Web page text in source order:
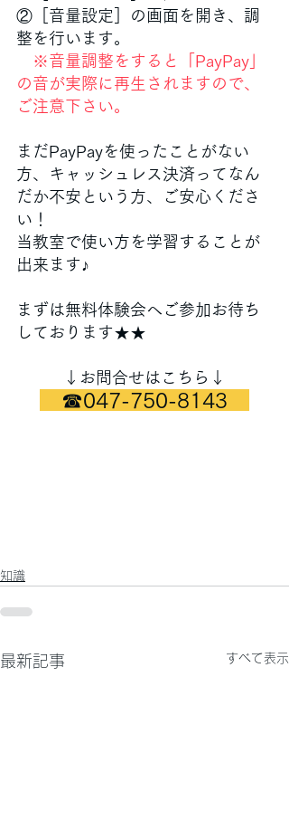
②［音量設定］の画面を開き、調
整を行います。
※音量調整をすると「PayPay」
の音が実際に再生されますので、
ご注意下さい。
まだPayPayを使ったことがない
方、キャッシュレス決済ってなん
だか不安という方、ご安心くださ
い！
当教室で使い方を学習することが
出来ます♪
まずは無料体験会へご参加お待ち
しております★★
↓お問合せはこちら↓
☎047-750-8143
知識
最新記事 すべて表示